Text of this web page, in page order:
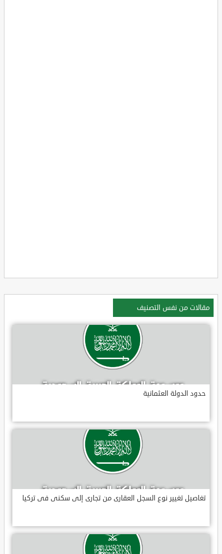
مقالات من نفس التصنيف
حدود الدولة العثمانية
تغاصيل تغيير نوع السجل العقارى من تجارى إلى سكنى فى تركيا